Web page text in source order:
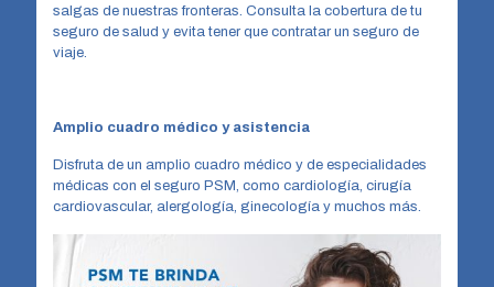
salgas de nuestras fronteras. Consulta la cobertura de tu
seguro de salud y evita tener que contratar un seguro de
viaje.
Amplio cuadro médico y asistencia
Disfruta de un amplio cuadro médico y de especialidades
médicas con el seguro PSM, como cardiología, cirugía
cardiovascular, alergología, ginecología y muchos más.